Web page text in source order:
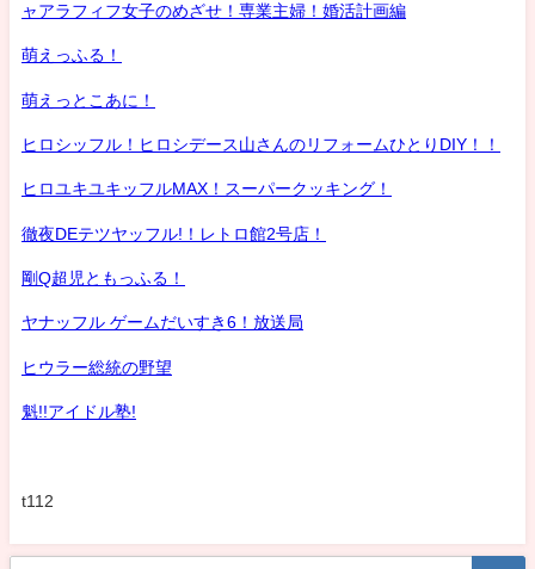
ャアラフィフ女子のめざせ！専業主婦！婚活計画編
萌えっふる！
萌えっとこあに！
ヒロシッフル！ヒロシデース山さんのリフォームひとりDIY！！
ヒロユキユキッフルMAX！スーパークッキング！
徹夜DEテツヤッフル!！レトロ館2号店！
剛Q超児ともっふる！
ヤナッフル ゲームだいすき6！放送局
ヒウラー総統の野望
魁!!アイドル塾!
t112